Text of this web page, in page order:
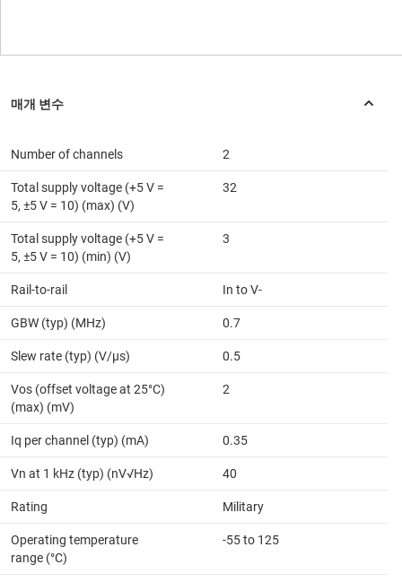
Number of channels 2
Total supply voltage (+5 V =
5, ±5 V = 10) (max) (V)
32
Total supply voltage (+5 V =
5, ±5 V = 10) (min) (V)
3
Rail-to-rail In to V-
GBW (typ) (MHz) 0.7
Slew rate (typ) (V/µs) 0.5
Vos (offset voltage at 25°C)
(max) (mV)
2
Iq per channel (typ) (mA) 0.35
Vn at 1 kHz (typ) (nV√Hz) 40
Rating Military
Operating temperature
range (°C)
-55 to 125